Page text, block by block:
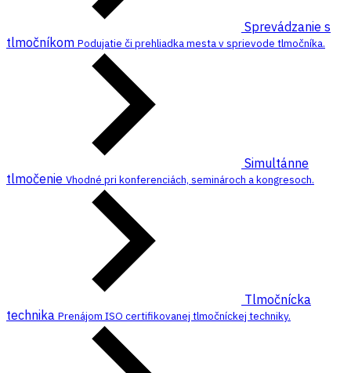
Sprevádzanie s
tlmočníkom Podujatie či prehliadka mesta v sprievode tlmočníka.
Simultánne
tlmočenie Vhodné pri konferenciách, seminároch a kongresoch.
Tlmočnícka
technika Prenájom ISO certifikovanej tlmočníckej techniky.